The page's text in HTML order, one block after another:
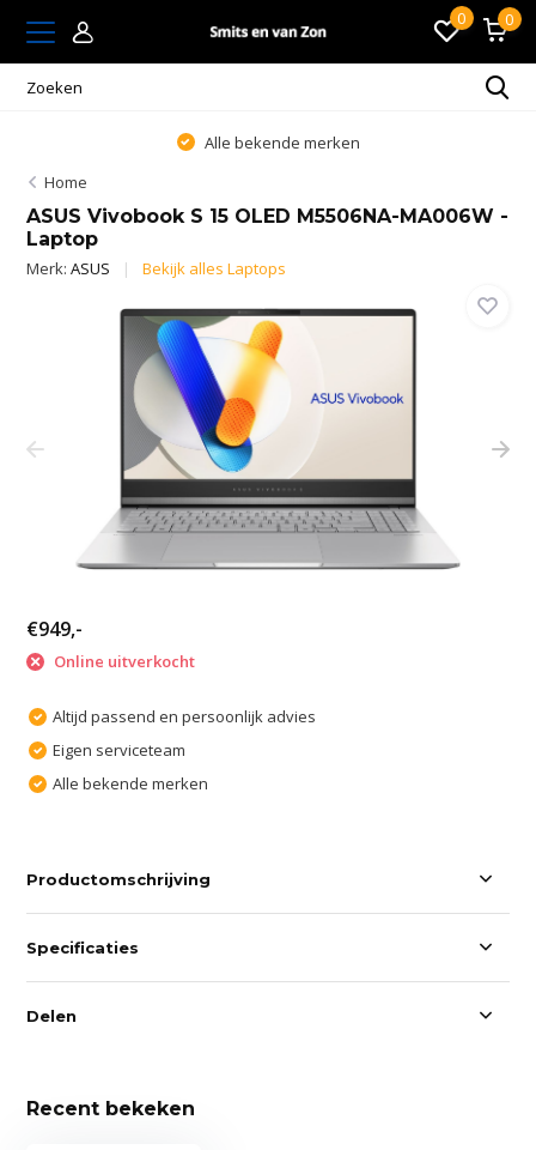
0 0
Alle bekende merken
Home
ASUS Vivobook S 15 OLED M5506NA-MA006W -
Laptop
Merk:ASUS Bekijk alles Laptops
€949,-
Online uitverkocht
Altijd passend en persoonlijk advies
Eigen serviceteam
Alle bekende merken
Productomschrijving
Specificaties
Delen
Recent bekeken